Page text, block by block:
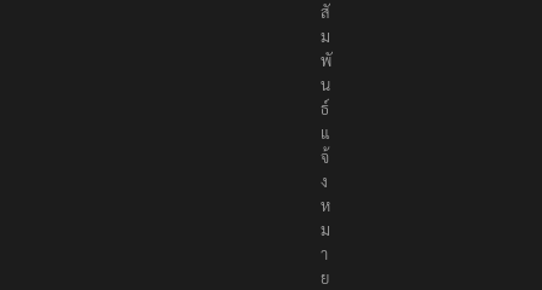
สั
ม
พั
น
ธ์
แ
จ้
ง
ห
ม
า
ย